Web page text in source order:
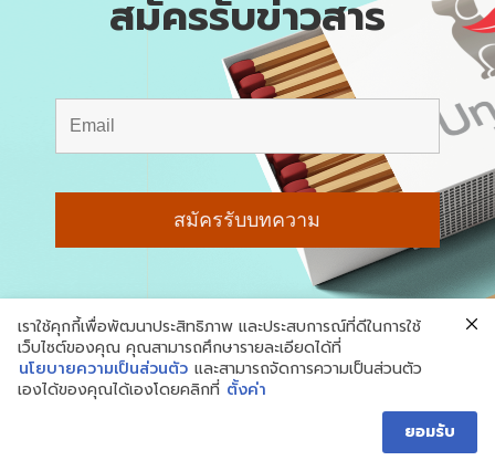
สมัครรับข่าวสาร
© สงวนลิขสิทธิ์ 2018-2026 Underdog
เราใช้คุกกี้เพื่อพัฒนาประสิทธิภาพ และประสบการณ์ที่ดีในการใช้
เว็บไซต์ของคุณ คุณสามารถศึกษารายละเอียดได้ที่
นโยบายความเป็นส่วนตัว และสามารถจัดการความเป็นส่วนตัว
เองได้ของคุณได้เองโดยคลิกที่ ตั้งค่า
ยอมรับ